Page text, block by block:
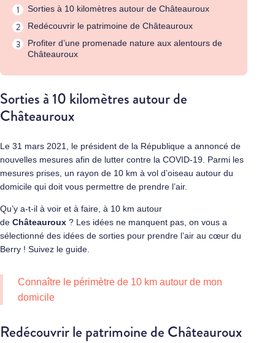
Sorties à 10 kilomètres autour de Châteauroux
Redécouvrir le patrimoine de Châteauroux
Profiter d’une promenade nature aux alentours de
Châteauroux
Sorties à 10 kilomètres autour de
Châteauroux
Le 31 mars 2021, le président de la République a annoncé de
nouvelles mesures afin de lutter contre la COVID-19. Parmi les
mesures prises, un rayon de 10 km à vol d’oiseau autour du
domicile qui doit vous permettre de prendre l’air.
Qu’y a-t-il à voir et à faire, à 10 km autour
de Châteauroux ? Les idées ne manquent pas, on vous a
sélectionné des idées de sorties pour prendre l’air au cœur du
Berry ! Suivez le guide.
Connaître le périmètre de 10 km autour de mon
domicile
Redécouvrir le patrimoine de Châteauroux